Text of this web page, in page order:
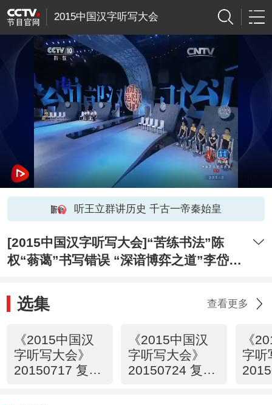
2015中国汉字听写大会
听王立群讲历史 千古一帝秦始皇
[2015中国汉字听写大会]“苦练书法”陈
权“蓊蔼”书写错误 “深谙博弈之道”李岱泽
选集 查看更多
《2015中国汉
字听写大会》
20150717 复赛
《2015中国汉
字听写大会》
20150724 复赛
《
字听